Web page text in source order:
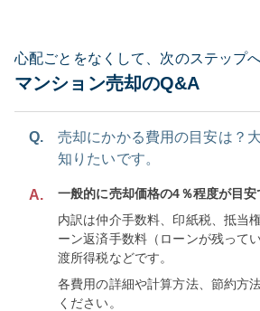
心配ごとをなくして、次のステップへ
マンション売却のQ&A
Q.
売却にかかる費用の目安は？
知りたいです。
A.
一般的に売却価格の4％程度が目安
内訳は仲介手数料、印紙税、抵当
ーン返済手数料（ローンが残って
渡所得税などです。
各費用の詳細や計算方法、節約方
ください。